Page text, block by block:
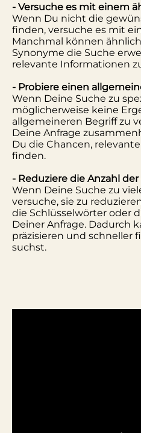
- Versuche es mit einem
Wenn Du nicht die
finden, versuche es mit
Manchmal können
Synonyme die Suche
relevante Informationen
- Probiere einen
Wenn Deine Suche zu
möglicherweise keine
allgemeineren Begriff zu
Deine Anfrage
Du die Chancen,
finden.
- Reduziere die Anzahl
Wenn Deine Suche zu
versuche, sie zu
die Schlüsselwörter oder
Deiner Anfrage. Dadurch
präzisieren und schneller
suchst.